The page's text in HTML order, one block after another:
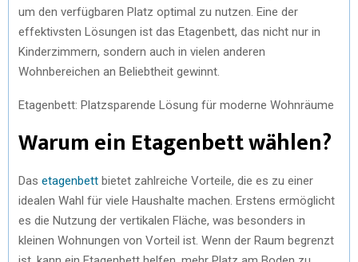
R
E
W
I
R
)
R
E
O
E
B
O
R
E
O
T
E
R
T
R
E
K
E
um den verfügbaren Platz optimal zu nutzen. Eine der
effektivsten Lösungen ist das Etagenbett, das nicht nur in
Kinderzimmern, sondern auch in vielen anderen
Wohnbereichen an Beliebtheit gewinnt.
Etagenbett: Platzsparende Lösung für moderne Wohnräume
Warum ein Etagenbett wählen?
Das etagenbett bietet zahlreiche Vorteile, die es zu einer
idealen Wahl für viele Haushalte machen. Erstens ermöglicht
es die Nutzung der vertikalen Fläche, was besonders in
kleinen Wohnungen von Vorteil ist. Wenn der Raum begrenzt